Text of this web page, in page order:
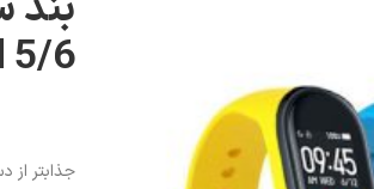
5/6
جذابتر از